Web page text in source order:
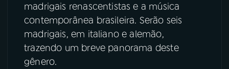
ACOMPANHE A RÁDIO MEC
YouTube Facebook
Instagram
madrigais renascentistas e a música
contemporânea brasileira. Serão seis
madrigais, em italiano e alemão,
trazendo um breve panorama deste
gênero.